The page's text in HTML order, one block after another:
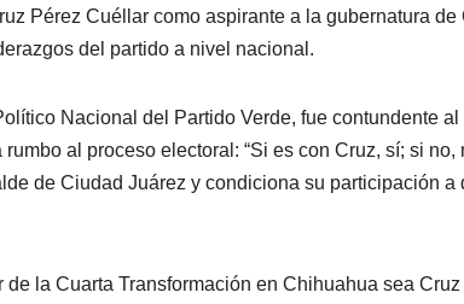
Pérez Cuéllar como aspirante a la gubernatura
del partido a nivel nacional.
Nacional del Partido Verde, fue contundente
al proceso electoral: “Si es con Cruz, sí; si no,
de Ciudad Juárez y condiciona su participación a
de la Cuarta Transformación en Chihuahua sea